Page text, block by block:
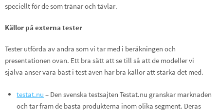
speciellt för de som tränar och tävlar.
Källor på externa tester
Tester utförda av andra som vi tar med i beräkningen och
presentationen ovan. Ett bra sätt att se till så att de modeller vi
själva anser vara bäst i test även har bra källor att stärka det med.
testat.nu – Den svenska testsajten Testat.nu granskar marknaden
och tar fram de bästa produkterna inom olika segment. Deras